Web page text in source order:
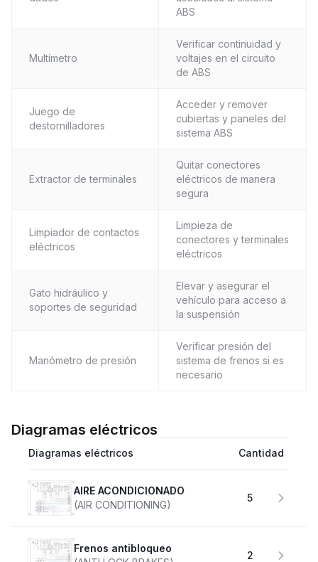
ABS
Multímetro
Verificar continuidad y
voltajes en el circuito
de ABS
Juego de
destornilladores
Acceder y remover
cubiertas y paneles del
sistema ABS
Extractor de terminales
Quitar conectores
eléctricos de manera
segura
Limpiador de contactos
eléctricos
Limpieza de
conectores y terminales
eléctricos
Gato hidráulico y
soportes de seguridad
Elevar y asegurar el
vehículo para acceso a
la suspensión
Manómetro de presión
Verificar presión del
sistema de frenos si es
necesario
Diagramas eléctricos
Diagramas eléctricos Cantidad
AIRE ACONDICIONADO
(AIR CONDITIONING)
5
Frenos antibloqueo
2